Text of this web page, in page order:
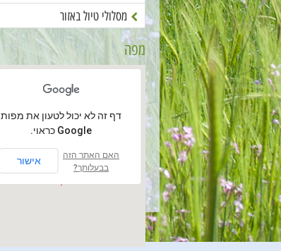
מסלולי טיול באזור
מפה
‏דף זה לא יכול לטעון את מפות
Google כראוי.
האם האתר הזה
בבעלותך?
אישור